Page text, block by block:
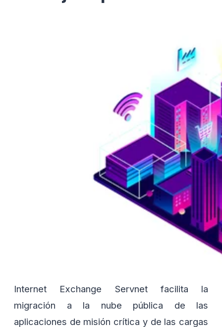
Internet Exchange Servnet facilita la
migración a la nube pública de las
aplicaciones de misión crítica y de las cargas